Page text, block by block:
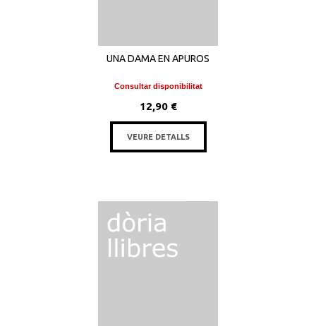
UNA DAMA EN APUROS
Consultar disponibilitat
12,90 €
VEURE DETALLS